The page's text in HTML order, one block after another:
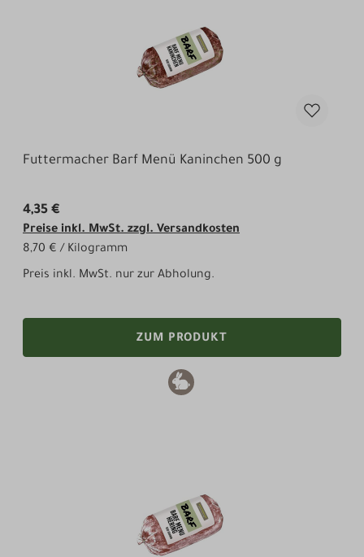
Futtermacher Barf Menü Kaninchen 500 g
4,35 €
Preise inkl. MwSt. zzgl. Versandkosten
8,70 € / Kilogramm
Preis inkl. MwSt. nur zur Abholung.
ZUM PRODUKT